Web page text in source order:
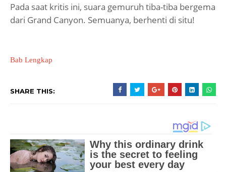
Pada saat kritis ini, suara gemuruh tiba-tiba bergema
dari Grand Canyon. Semuanya, berhenti di situ!
Bab Lengkap
SHARE THIS: